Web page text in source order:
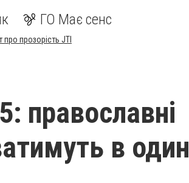
ГО Має сенс
про прозорість JTI
православні
в один